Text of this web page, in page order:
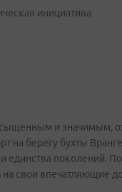
инициатива
и значимым,
на берегу бухты
единства поколений.
свои впечатляющие